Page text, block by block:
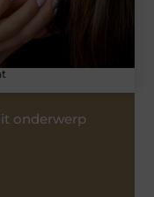
onderwerp